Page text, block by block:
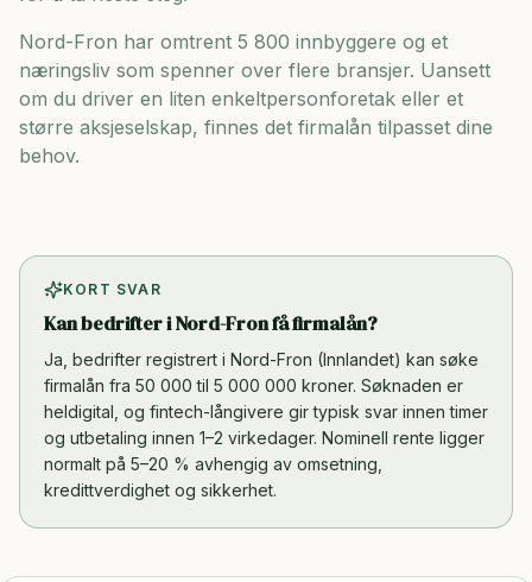
Nord-Fron har omtrent 5 800 innbyggere og et
næringsliv som spenner over flere bransjer. Uansett
om du driver en liten enkeltpersonforetak eller et
større aksjeselskap, finnes det firmalån tilpasset dine
behov.
KORT SVAR
Kan bedrifter i Nord-Fron få firmalån?
Ja, bedrifter registrert i Nord-Fron (Innlandet) kan søke
firmalån fra 50 000 til 5 000 000 kroner. Søknaden er
heldigital, og fintech-långivere gir typisk svar innen timer
og utbetaling innen 1–2 virkedager. Nominell rente ligger
normalt på 5–20 % avhengig av omsetning,
kredittverdighet og sikkerhet.